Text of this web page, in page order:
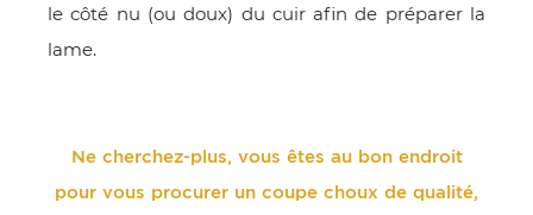
le côté nu (ou doux) du cuir afin de préparer la
lame.
Ne cherchez-plus, vous êtes au bon endroit
pour vous procurer un coupe choux de qualité,